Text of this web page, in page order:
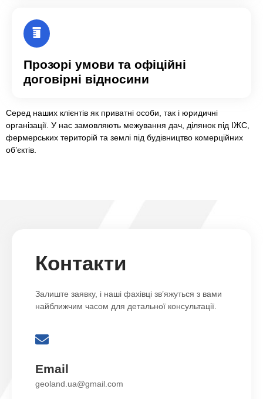
Прозорі умови та офіційні
договірні відносини
Серед наших клієнтів як приватні особи, так і юридичні
організації. У нас замовляють межування дач, ділянок під ІЖС,
фермерських територій та землі під будівництво комерційних
об’єктів.
Контакти
Залиште заявку, і наші фахівці зв’яжуться з вами
найближчим часом для детальної консультації.
Email
geoland.ua@gmail.com